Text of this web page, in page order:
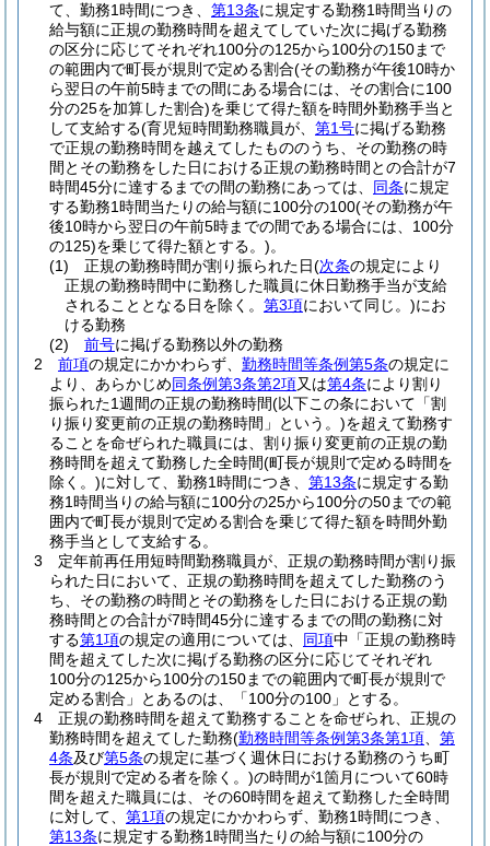
て、勤務1時間につき、 第13条に規定する勤務1時間当りの
給与額に正規の勤務時間を超えてしていた次に掲げる勤務
の区分に応じてそれぞれ100分の125から100分の150まで
の範囲内で町長が規則で定める割合(その勤務が午後10時か
ら翌日の午前5時までの間にある場合には、その割合に100
分の25を加算した割合)を乗じて得た額を時間外勤務手当と
して支給する(育児短時間勤務職員が、 第1号に掲げる勤務
で正規の勤務時間を越えてしたもののうち、その勤務の時
間とその勤務をした日における正規の勤務時間との合計が7
時間45分に達するまでの間の勤務にあっては、 同条に規定
する勤務1時間当たりの給与額に100分の100(その勤務が午
後10時から翌日の午前5時までの間である場合には、100分
の125)を乗じて得た額とする。)。
(1)
正規の勤務時間が割り振られた日(次条の規定により
正規の勤務時間中に勤務した職員に休日勤務手当が支給
されることとなる日を除く。 第3項において同じ。)にお
ける勤務
(2)
前号に掲げる勤務以外の勤務
2
前項の規定にかかわらず、 勤務時間等条例第5条の規定に
より、あらかじめ同条例第3条第2項又は第4条により割り
振られた1週間の正規の勤務時間(以下この条において「割
り振り変更前の正規の勤務時間」という。)を超えて勤務す
ることを命ぜられた職員には、割り振り変更前の正規の勤
務時間を超えて勤務した全時間(町長が規則で定める時間を
除く。)に対して、勤務1時間につき、 第13条に規定する勤
務1時間当りの給与額に100分の25から100分の50までの範
囲内で町長が規則で定める割合を乗じて得た額を時間外勤
務手当として支給する。
3
定年前再任用短時間勤務職員が、正規の勤務時間が割り振
られた日において、正規の勤務時間を超えてした勤務のう
ち、その勤務の時間とその勤務をした日における正規の勤
務時間との合計が7時間45分に達するまでの間の勤務に対
する第1項の規定の適用については、 同項中「正規の勤務時
間を超えてした次に掲げる勤務の区分に応じてそれぞれ
100分の125から100分の150までの範囲内で町長が規則で
定める割合」とあるのは、「100分の100」とする。
4
正規の勤務時間を超えて勤務することを命ぜられ、正規の
勤務時間を超えてした勤務(勤務時間等条例第3条第1項
第
4条及び第5条の規定に基づく週休日における勤務のうち町
長が規則で定める者を除く。)の時間が1箇月について60時
間を超えた職員には、その60時間を超えて勤務した全時間
に対して、 第1項の規定にかかわらず、勤務1時間につき、
第13条に規定する勤務1時間当たりの給与額に100分の